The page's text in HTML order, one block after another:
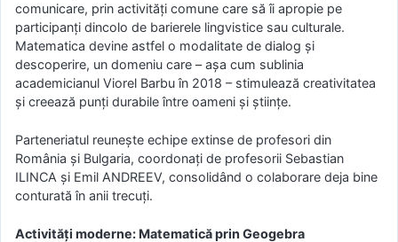
comunicare, prin activități comune care să îi apropie pe
participanți dincolo de barierele lingvistice sau culturale.
Matematica devine astfel o modalitate de dialog și
descoperire, un domeniu care – așa cum sublinia
academicianul Viorel Barbu în 2018 – stimulează creativitatea
și creează punți durabile între oameni și științe.
Parteneriatul reunește echipe extinse de profesori din
România și Bulgaria, coordonați de profesorii Sebastian
ILINCA și Emil ANDREEV, consolidând o colaborare deja bine
conturată în anii trecuți.
Activități moderne: Matematică prin Geogebra